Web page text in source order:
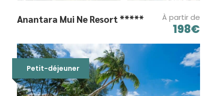
Anantara Mui Ne Resort ***** À partir de
198€
Petit-déjeuner